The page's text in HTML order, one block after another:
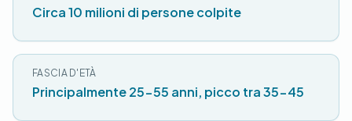
Circa 10 milioni di persone colpite
FASCIA D'ETÀ
Principalmente 25-55 anni, picco tra 35-45